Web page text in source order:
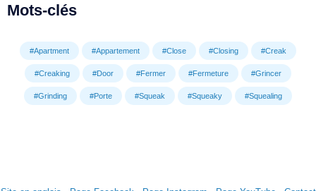
Mots-clés
#Apartment #Appartement #Close #Closing #Creak
#Creaking #Door #Fermer #Fermeture #Grincer
#Grinding #Porte #Squeak #Squeaky #Squealing